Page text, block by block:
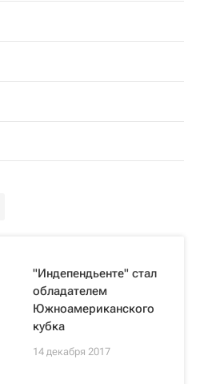
"Индепендьенте" стал
обладателем
Южноамериканского
кубка
14 декабря 2017